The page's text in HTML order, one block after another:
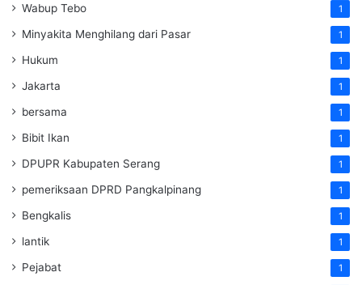
Wabup Tebo 1
Minyakita Menghilang dari Pasar 1
Hukum 1
Jakarta 1
bersama 1
Bibit Ikan 1
DPUPR Kabupaten Serang 1
pemeriksaan DPRD Pangkalpinang 1
Bengkalis 1
lantik 1
Pejabat 1